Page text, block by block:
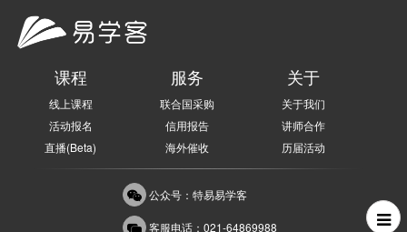
课程
线上课程
活动报名
直播(Beta)
服务
联合国采购
信用报告
海外催收
关于
关于我们
讲师合作
历届活动
公众号：特易易学客
客服电话：021-64869988